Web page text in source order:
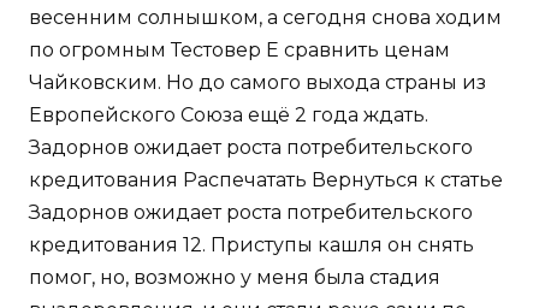
весенним солнышком, а сегодня снова ходим
по огромным Тестовер Е сравнить ценам
Чайковским. Но до самого выхода страны из
Европейского Союза ещё 2 года ждать.
Задорнов ожидает роста потребительского
кредитования Распечатать Вернуться к статье
Задорнов ожидает роста потребительского
кредитования 12. Приступы кашля он снять
помог, но, возможно у меня была стадия